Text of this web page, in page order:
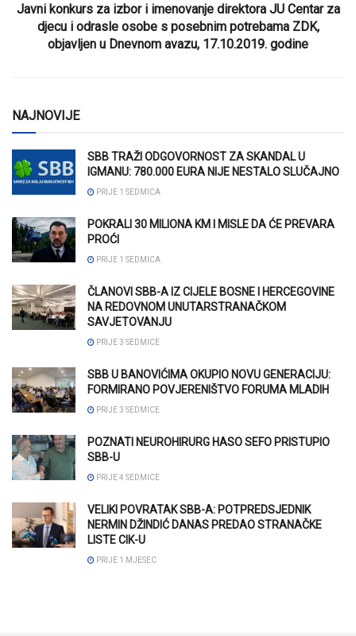
Javni konkurs za izbor i imenovanje direktora JU Centar za
djecu i odrasle osobe s posebnim potrebama ZDK,
objavljen u Dnevnom avazu, 17.10.2019. godine
NAJNOVIJE
SBB TRAŽI ODGOVORNOST ZA SKANDAL U
IGMANU: 780.000 EURA NIJE NESTALO SLUČAJNO
PRIJE 1 SEDMICA
POKRALI 30 MILIONA KM I MISLE DA ĆE PREVARA
PROĆI
PRIJE 1 SEDMICA
ČLANOVI SBB-A IZ CIJELE BOSNE I HERCEGOVINE
NA REDOVNOM UNUTARSTRANAČKOM
SAVJETOVANJU
PRIJE 3 SEDMICE
SBB U BANOVIĆIMA OKUPIO NOVU GENERACIJU:
FORMIRANO POVJERENIŠTVO FORUMA MLADIH
PRIJE 3 SEDMICE
POZNATI NEUROHIRURG HASO SEFO PRISTUPIO
SBB-U
PRIJE 4 SEDMICE
VELIKI POVRATAK SBB-A: POTPREDSJEDNIK
NERMIN DŽINDIĆ DANAS PREDAO STRANAČKE
LISTE CIK-U
PRIJE 1 MJESEC